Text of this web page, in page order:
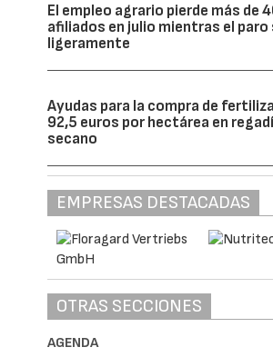
El empleo agrario pierde más de
afiliados en julio mientras el paro
ligeramente
Ayudas para la compra de
92,5 euros por hectárea en
secano
EMPRESAS DESTACADAS
OTRAS SECCIONES
AGENDA